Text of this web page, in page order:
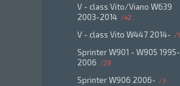
V - class Vito/Viano W639
2003-2014
42
V - class Vito W447 2014- 1
Sprinter W901 - W905 1995-
2006
29
Sprinter W906 2006- 3